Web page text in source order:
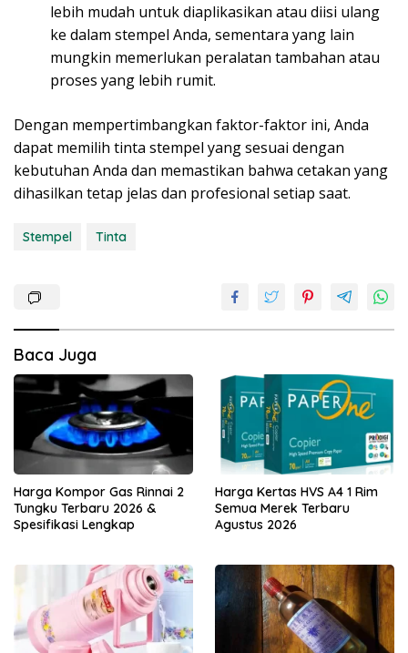
lebih mudah untuk diaplikasikan atau diisi ulang
ke dalam stempel Anda, sementara yang lain
mungkin memerlukan peralatan tambahan atau
proses yang lebih rumit.
Dengan mempertimbangkan faktor-faktor ini, Anda
dapat memilih tinta stempel yang sesuai dengan
kebutuhan Anda dan memastikan bahwa cetakan yang
dihasilkan tetap jelas dan profesional setiap saat.
Stempel Tinta
Baca Juga
Harga Kompor Gas Rinnai 2
Tungku Terbaru 2026 &
Spesifikasi Lengkap
Harga Kertas HVS A4 1 Rim
Semua Merek Terbaru
Agustus 2026